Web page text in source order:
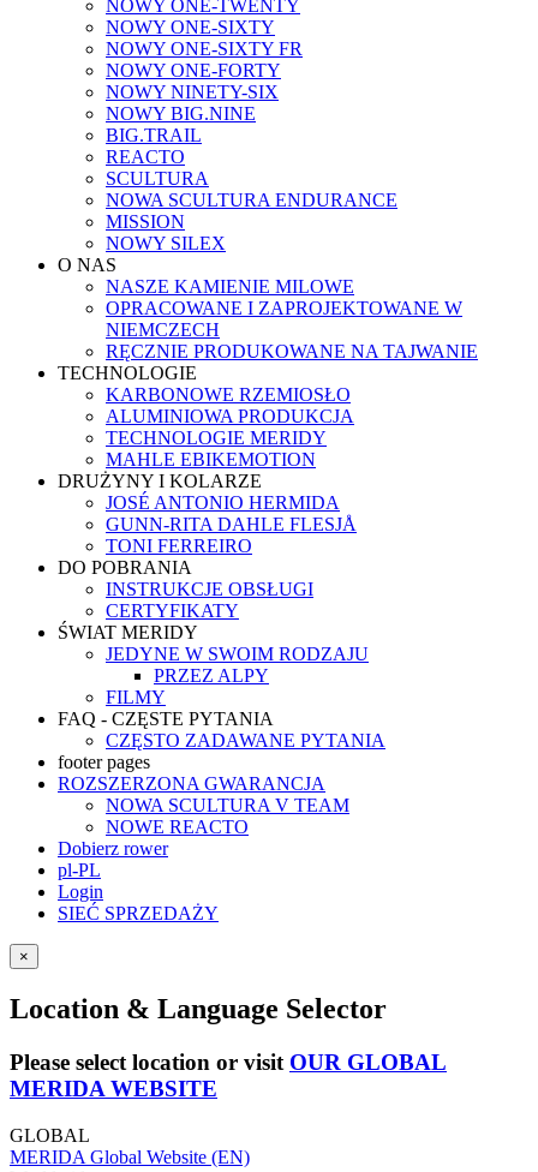
NOWY ONE-TWENTY
NOWY ONE-SIXTY
NOWY ONE-SIXTY FR
NOWY ONE-FORTY
NOWY NINETY-SIX
NOWY BIG.NINE
BIG.TRAIL
REACTO
SCULTURA
NOWA SCULTURA ENDURANCE
MISSION
NOWY SILEX
O NAS
NASZE KAMIENIE MILOWE
OPRACOWANE I ZAPROJEKTOWANE W
NIEMCZECH
RĘCZNIE PRODUKOWANE NA TAJWANIE
TECHNOLOGIE
KARBONOWE RZEMIOSŁO
ALUMINIOWA PRODUKCJA
TECHNOLOGIE MERIDY
MAHLE EBIKEMOTION
DRUŻYNY I KOLARZE
JOSÉ ANTONIO HERMIDA
GUNN-RITA DAHLE FLESJÅ
TONI FERREIRO
DO POBRANIA
INSTRUKCJE OBSŁUGI
CERTYFIKATY
ŚWIAT MERIDY
JEDYNE W SWOIM RODZAJU
PRZEZ ALPY
FILMY
FAQ - CZĘSTE PYTANIA
CZĘSTO ZADAWANE PYTANIA
footer pages
ROZSZERZONA GWARANCJA
NOWA SCULTURA V TEAM
NOWE REACTO
Dobierz rower
pl-PL
Login
SIEĆ SPRZEDAŻY
×
Location & Language Selector
Please select location or visit OUR GLOBAL
MERIDA WEBSITE
GLOBAL
MERIDA Global Website (EN)